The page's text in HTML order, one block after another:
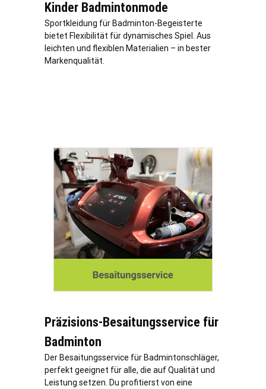
Kinder Badmintonmode
Sportkleidung für Badminton-Begeisterte
bietet Flexibilität für dynamisches Spiel. Aus
leichten und flexiblen Materialien – in bester
Markenqualität.
Präzisions-Besaitungsservice für
Badminton
Der Besaitungsservice für Badmintonschläger,
perfekt geeignet für alle, die auf Qualität und
Leistung setzen. Du profitierst von eine